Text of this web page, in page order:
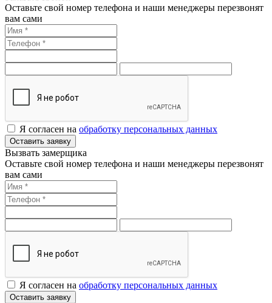
Оставьте свой номер телефона и наши менеджеры перезвонят
вам сами
Я согласен на обработку персональных данных
Оставить заявку
Вызвать замерщика
Оставьте свой номер телефона и наши менеджеры перезвонят
вам сами
Я согласен на обработку персональных данных
Оставить заявку